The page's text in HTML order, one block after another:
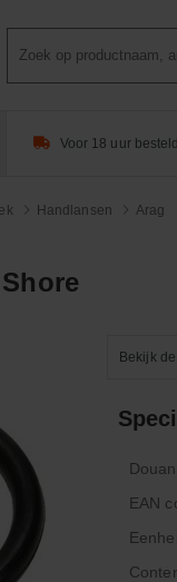
zoeken
Voor 18 uur
Handlansen Arag
Bekijk
EAN